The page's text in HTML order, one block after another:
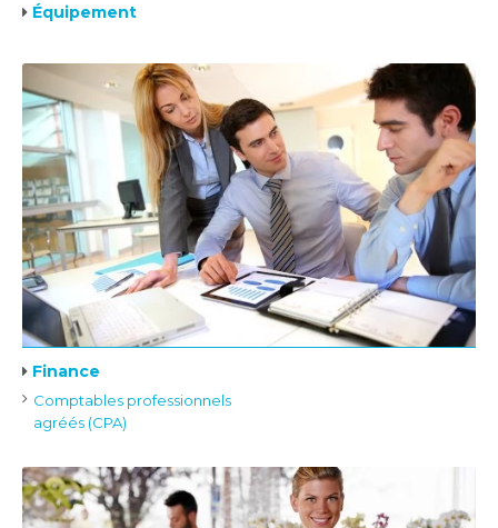
Équipement
Finance
Comptables professionnels
agréés (CPA)